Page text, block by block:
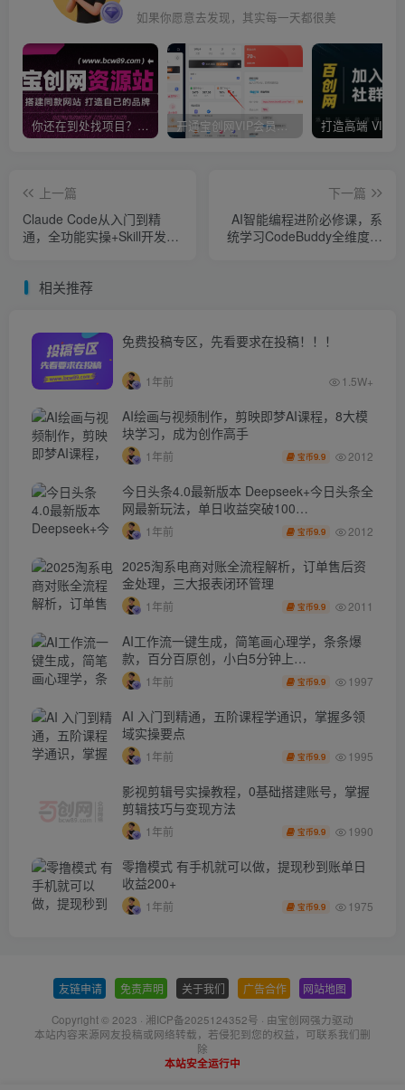
如果你愿意去发现，其实每一天都很美
你还在到处找项目？还在当韭菜？我靠卖项目一个月收入5万+，曾经我也是个失败者。 开通宝创网VIP会员，尊享全站资源免费下载，享70%的推广提成！！【限时五折优惠】
上一篇
Claude Code从入门到精
通，全功能实操+Skill开发
下一篇
AI智能编程进阶必修课，系
统学习CodeBuddy全维度玩
相关推荐
免费投稿专区，先看要求在投稿！！！
1年前 1.5W+
AI绘画与视频制作，剪映即梦AI课程，8大模
块学习，成为创作高手
1年前 宝币9.9 2012
今日头条4.0最新版本 Deepseek+今日头条全
网最新玩法，单日收益突破100…
1年前 宝币9.9 2012
2025淘系电商对账全流程解析，订单售后资
金处理，三大报表闭环管理
1年前 宝币9.9 2011
AI工作流一键生成，简笔画心理学，条条爆
款，百分百原创，小白5分钟上…
1年前 宝币9.9 1997
AI 入门到精通，五阶课程学通识，掌握多领
域实操要点
1年前 宝币9.9 1995
影视剪辑号实操教程，0基础搭建账号，掌握
剪辑技巧与变现方法
1年前 宝币9.9 1990
零撸模式 有手机就可以做，提现秒到账单日
收益200+
1年前 宝币9.9 1975
友链申请 免责声明 关于我们 广告合作 网站地图
Copyright © 2023 · 湘ICP备2025124352号 · 由宝创网强力驱动
本站内容来源网友投稿或网络转载，若侵犯到您的权益，可联系我们删
除
本站安全运行中